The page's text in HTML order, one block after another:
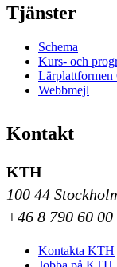
Tjänster
Schema
Kurs- och
Lärplattformen
Webbmejl
Kontakt
KTH
100 44
+46 8 790 60 00
Kontakta KTH